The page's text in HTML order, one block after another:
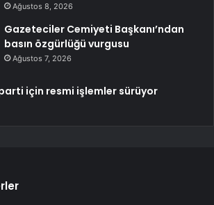
Ağustos 8, 2026
Gazeteciler Cemiyeti Başkanı’ndan
basın özgürlüğü vurgusu
Ağustos 7, 2026
parti için resmi işlemler sürüyor